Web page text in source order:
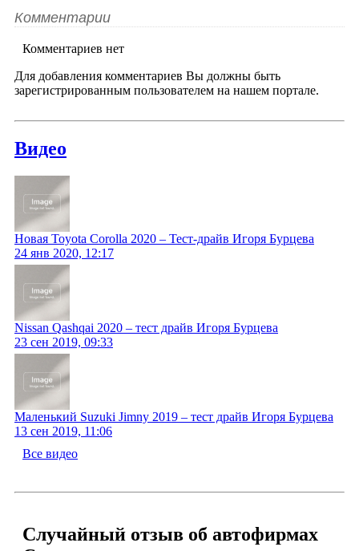
Комментарии
Комментариев нет
Для добавления комментариев Вы должны быть
зарегистрированным пользователем на нашем портале.
Видео
Новая Toyota Corolla 2020 – Тест-драйв Игоря Бурцева
24 янв 2020, 12:17
Nissan Qashqai 2020 – тест драйв Игоря Бурцева
23 сен 2019, 09:33
Маленький Suzuki Jimny 2019 – тест драйв Игоря Бурцева
13 сен 2019, 11:06
Все видео
Случайный отзыв об автофирмах